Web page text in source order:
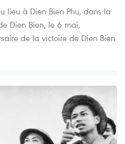
lieu à Dien Bien Phu, dans la
Dien Bien, le 6 mai,
de la victoire de Dien Bien